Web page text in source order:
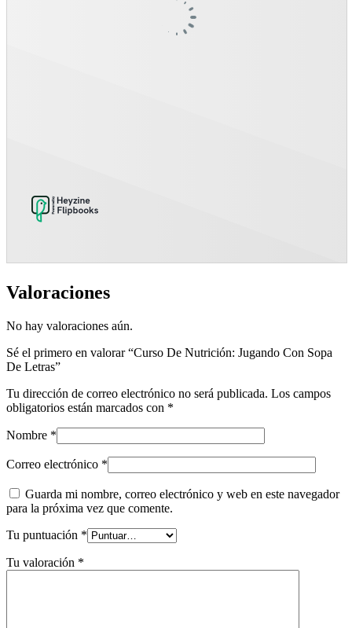
Valoraciones
No hay valoraciones aún.
Sé el primero en valorar “Curso De Nutrición: Jugando Con Sopa
De Letras”
Tu dirección de correo electrónico no será publicada. Los campos
obligatorios están marcados con *
Nombre *
Correo electrónico *
Guarda mi nombre, correo electrónico y web en este navegador
para la próxima vez que comente.
Tu puntuación *
Tu valoración *